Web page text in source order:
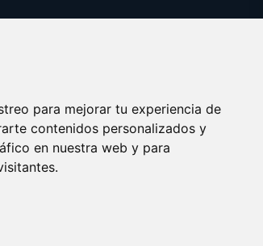
para mejorar tu experiencia de
contenidos personalizados y
en nuestra web y para
Copyright © 2025